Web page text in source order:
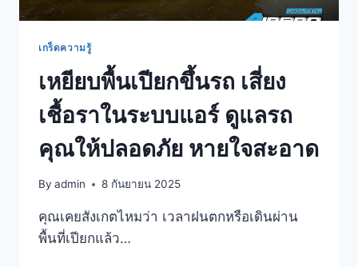
เกร็ดความรู้
เหยียบพื้นเปียกขึ้นรถ เสี่ยง
เชื้อราในระบบแอร์ ดูแลรถ
คุณให้ปลอดภัย หายใจสะอาด
By admin 8 กันยายน 2025
คุณเคยสังเกตไหมว่า เวลาฝนตกหรือเดินผ่าน
พื้นที่เปียกแล้ว…